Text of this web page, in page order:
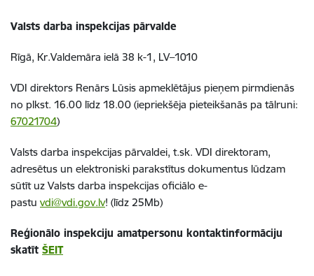
Valsts darba inspekcijas pārvalde
Rīgā, Kr.Valdemāra ielā 38 k-1, LV–1010
VDI direktors Renārs Lūsis apmeklētājus pieņem pirmdienās
no plkst. 16.00 līdz 18.00 (iepriekšēja pieteikšanās pa tālruni:
67021704)
Valsts darba inspekcijas pārvaldei, t.sk. VDI direktoram,
adresētus un elektroniski parakstītus dokumentus lūdzam
sūtīt uz Valsts darba inspekcijas oficiālo e-
pastu vdi@vdi.gov.lv! (līdz 25Mb)
Reģionālo inspekciju amatpersonu kontaktinformāciju
skatīt ŠEIT